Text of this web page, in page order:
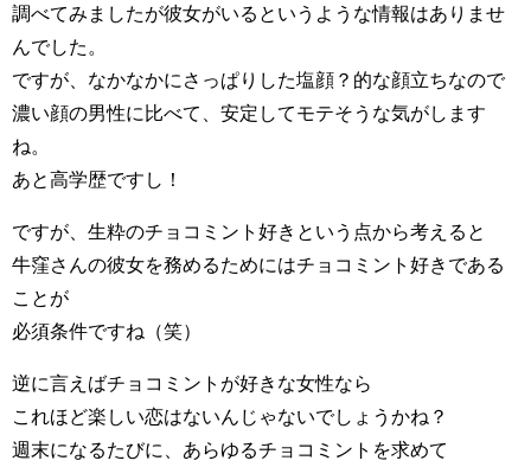
調べてみましたが彼女がいるというような情報はありませ
んでした。
ですが、なかなかにさっぱりした塩顔？的な顔立ちなので
濃い顔の男性に比べて、安定してモテそうな気がします
ね。
あと高学歴ですし！
ですが、生粋のチョコミント好きという点から考えると
牛窪さんの彼女を務めるためにはチョコミント好きである
ことが
必須条件ですね（笑）
逆に言えばチョコミントが好きな女性なら
これほど楽しい恋はないんじゃないでしょうかね？
週末になるたびに、あらゆるチョコミントを求めて